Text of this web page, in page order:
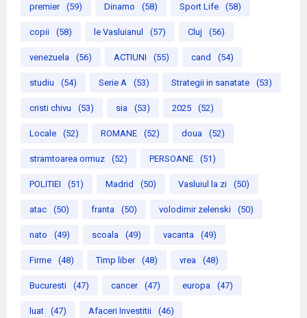
premier (59) Dinamo (58) Sport Life (58)
copii (58) le Vasluianul (57) Cluj (56)
venezuela (56) ACTIUNI (55) cand (54)
studiu (54) Serie A (53) Strategii in sanatate (53)
cristi chivu (53) sia (53) 2025 (52)
Locale (52) ROMANE (52) doua (52)
stramtoarea ormuz (52) PERSOANE (51)
POLITIEI (51) Madrid (50) Vasluiul la zi (50)
atac (50) franta (50) volodimir zelenski (50)
nato (49) scoala (49) vacanta (49)
Firme (48) Timp liber (48) vrea (48)
Bucuresti (47) cancer (47) europa (47)
luat (47) Afaceri Investitii (46)